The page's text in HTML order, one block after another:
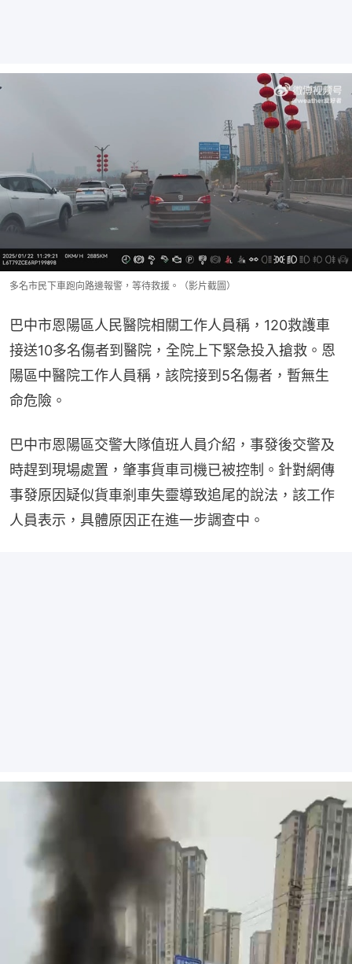
多名市民下車跑向路邊報警，等待救援。（影片截圖）
巴中市恩陽區人民醫院相關工作人員稱，120救護車
接送10多名傷者到醫院，全院上下緊急投入搶救。恩
陽區中醫院工作人員稱，該院接到5名傷者，暫無生
命危險。
巴中市恩陽區交警大隊值班人員介紹，事發後交警及
時趕到現場處置，肇事貨車司機已被控制。針對網傳
事發原因疑似貨車剎車失靈導致追尾的說法，該工作
人員表示，具體原因正在進一步調查中。